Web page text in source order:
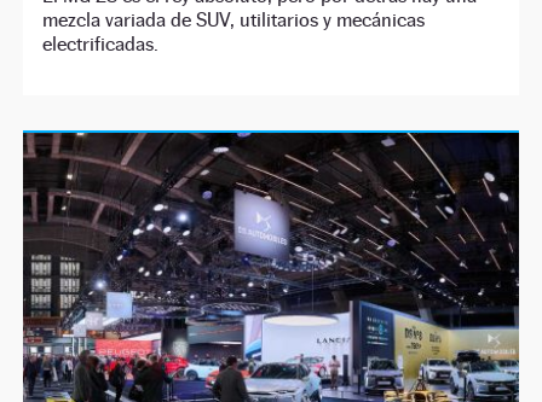
mezcla variada de SUV, utilitarios y mecánicas
electrificadas.